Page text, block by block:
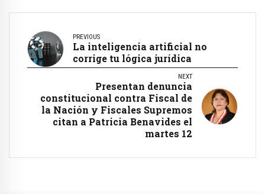
PREVIOUS
La inteligencia artificial no
corrige tu lógica jurídica
NEXT
Presentan denuncia
constitucional contra Fiscal de
la Nación y Fiscales Supremos
citan a Patricia Benavides el
martes 12